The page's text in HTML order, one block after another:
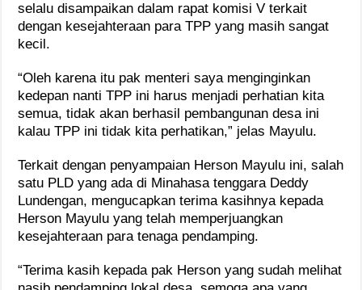
selalu disampaikan dalam rapat komisi V terkait
dengan kesejahteraan para TPP yang masih sangat
kecil.
“Oleh karena itu pak menteri saya menginginkan
kedepan nanti TPP ini harus menjadi perhatian kita
semua, tidak akan berhasil pembangunan desa ini
kalau TPP ini tidak kita perhatikan,” jelas Mayulu.
Terkait dengan penyampaian Herson Mayulu ini, salah
satu PLD yang ada di Minahasa tenggara Deddy
Lundengan, mengucapkan terima kasihnya kepada
Herson Mayulu yang telah memperjuangkan
kesejahteraan para tenaga pendamping.
“Terima kasih kepada pak Herson yang sudah melihat